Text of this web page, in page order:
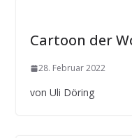
Cartoon der
28. Februar 2022
von Uli Döring